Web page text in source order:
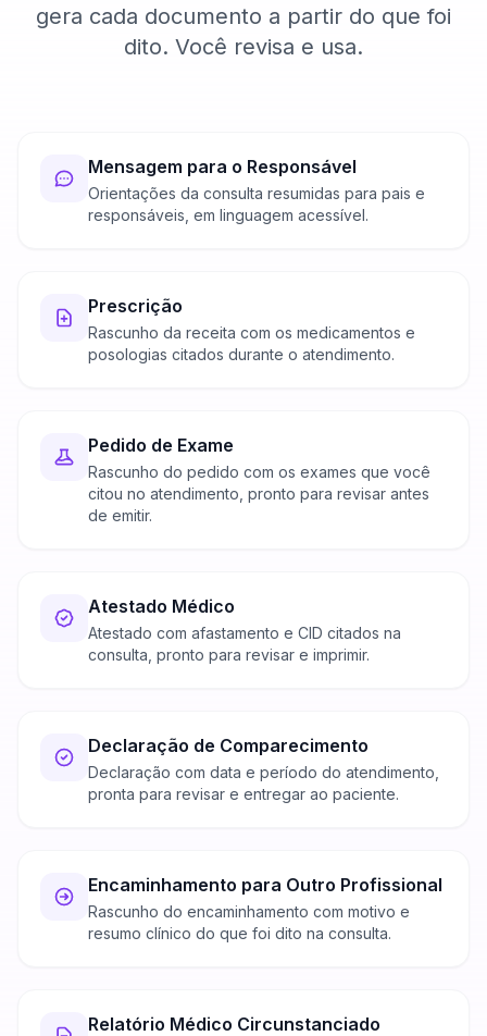
gera cada documento a partir do que foi
dito. Você revisa e usa.
Mensagem para o Responsável
Orientações da consulta resumidas para pais e
responsáveis, em linguagem acessível.
Prescrição
Rascunho da receita com os medicamentos e
posologias citados durante o atendimento.
Pedido de Exame
Rascunho do pedido com os exames que você
citou no atendimento, pronto para revisar antes
de emitir.
Atestado Médico
Atestado com afastamento e CID citados na
consulta, pronto para revisar e imprimir.
Declaração de Comparecimento
Declaração com data e período do atendimento,
pronta para revisar e entregar ao paciente.
Encaminhamento para Outro Profissional
Rascunho do encaminhamento com motivo e
resumo clínico do que foi dito na consulta.
Relatório Médico Circunstanciado